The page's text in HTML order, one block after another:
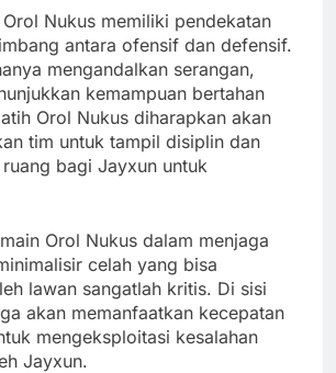
Nukus memiliki pendekatan
antara ofensif dan defensif.
mengandalkan serangan,
kemampuan bertahan
Orol Nukus diharapkan akan
tim untuk tampil disiplin dan
bagi Jayxun untuk
Orol Nukus dalam menjaga
celah yang bisa
lawan sangatlah kritis. Di sisi
akan memanfaatkan kecepatan
mengeksploitasi kesalahan
Jayxun.